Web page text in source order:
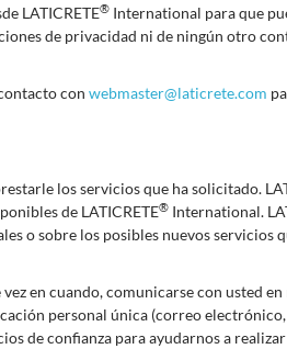
LATICRETE® International para que
de privacidad ni de ningún otro
con webmaster@laticrete.com
los servicios que ha solicitado.
de LATICRETE® International.
o sobre los posibles nuevos servicios
en cuando, comunicarse con usted
personal única (correo
de confianza para ayudarnos a